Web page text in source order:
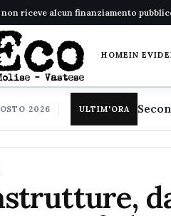
non riceve alcun finanziamento
HOMEIN
2026 ULTIM'ORA